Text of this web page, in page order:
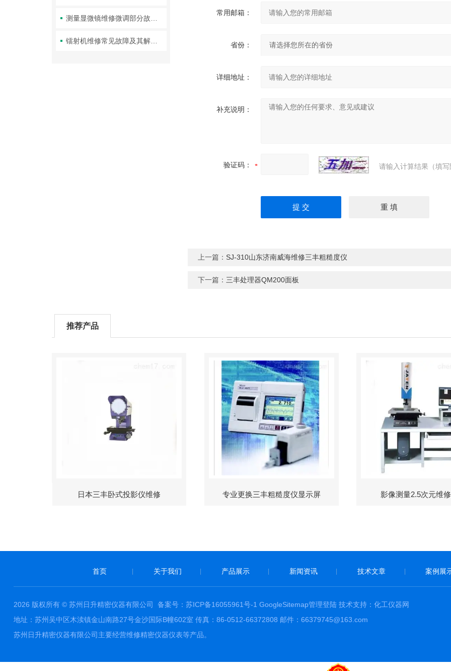
镭射机维修常见故障及其解决方法你知道多少？
常用邮箱：
省份：
详细地址：
补充说明：
验证码： 请输入计算结果（填
上一篇： SJ-310山东济南威海维修三丰粗糙度仪
下一篇： 三丰处理器QM200面板
推荐产品
日本三丰卧式投影仪维修 专业更换三丰粗糙度仪显示屏 影像测量2.5次元维
首页 关于我们 产品展示 新闻资讯 技术文章 案例展
2026 版权所有 © 苏州日升精密仪器有限公司 备案号：苏ICP备16055961号-1 GoogleSitemap管理登陆技术支持： 化工仪器网
地址：苏州吴中区木渎镇金山南路27号金沙国际B幢602室 传真：86-0512-66372808 邮件：66379745@163.com
苏州日升精密仪器有限公司主要经营维修精密仪器仪表等产品。